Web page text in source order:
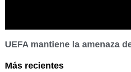
UEFA mantiene la amenaza
Más recientes